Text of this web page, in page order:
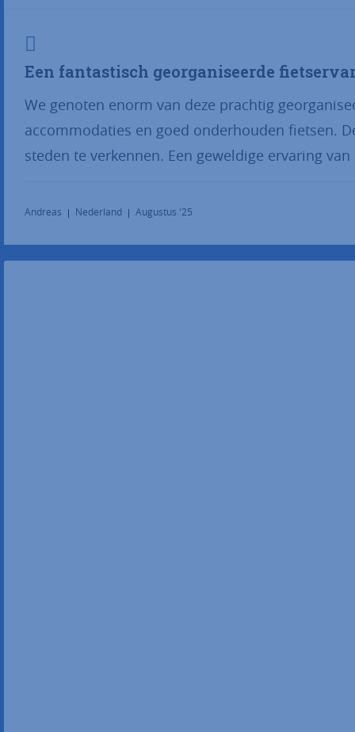
Een fantastisch georganiseerde
We genoten enorm van deze prachtig
accommodaties en goed onderhouden fietsen.
steden te verkennen. Een geweldige ervaring
Andreas Nederland Augustus '25